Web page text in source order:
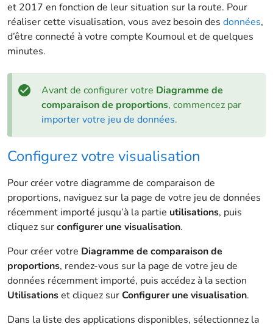
et 2017 en fonction de leur situation sur la route. Pour
réaliser cette visualisation, vous avez besoin des données,
d’être connecté à votre compte Koumoul et de quelques
minutes.
Avant de configurer votre Diagramme de
comparaison de proportions, commencez par
importer votre jeu de données.
Configurez votre visualisation
Pour créer votre diagramme de comparaison de
proportions, naviguez sur la page de votre jeu de données
récemment importé jusqu’à la partie utilisations, puis
cliquez surconfigurer une visualisation.
Pour créer votre Diagramme de comparaison de
proportions, rendez-vous sur la page de votre jeu de
données récemment importé, puis accédez à la section
Utilisationset cliquez surConfigurer une visualisation.
Dans la liste des applications disponibles, sélectionnez la